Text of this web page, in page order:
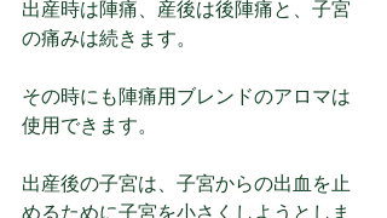
出産時は陣痛、産後は後陣痛と、子宮
の痛みは続きます。
その時にも陣痛用ブレンドのアロマは
使用できます。
出産後の子宮は、子宮からの出血を止
めるために子宮を小さくしようとしま